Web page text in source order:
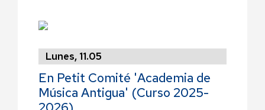
Lunes, 11.05
En Petit Comité 'Academia de
Música Antigua' (Curso 2025-